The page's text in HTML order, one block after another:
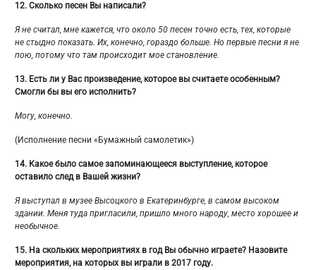
12. Сколько песен Вы написали?
Я не считал, мне кажется, что около 50 песен точно есть, тех, которые
не стыдно показать. Их, конечно, гораздо больше. Но первые песни я не
пою, потому что там происходит мое становление.
13. Есть ли у Вас произведение, которое вы считаете особенным?
Смогли бы вы его исполнить?
Могу, конечно.
(Исполнение песни «Бумажный самолетик»)
14. Какое было самое запоминающееся выступление, которое
оставило след в Вашей жизни?
Я выступал в музее Высоцкого в Екатеринбурге, в самом высоком
здании. Меня туда пригласили, пришло много народу, место хорошее и
необычное.
15. На скольких мероприятиях в год Вы обычно играете? Назовите
мероприятия, на которых вы играли в 2017 году.